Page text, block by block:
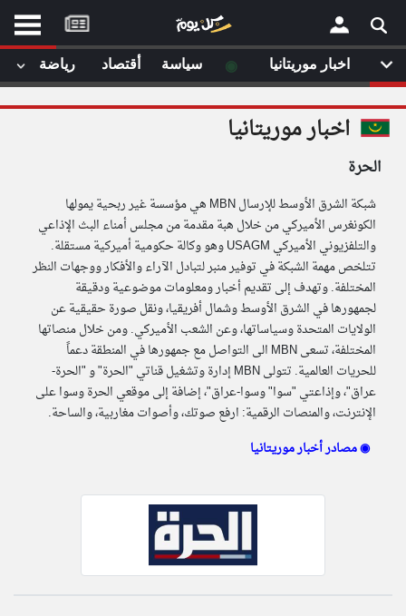
أخر أخبار الوطن العربي
من نحن
إتصل بنا
شروط الاستخدام
سياسة الخصوصية
الحقوق الفكرية
مصادر الأخبار
أقترح اضافة مصدر
مصادر الأخبار من موريتانيا
اخبار موريتانيا على مدار الساعة
أهم اخبار موريتانيا العاجلة والمباشرة
×اخبار موريتانيا
الحرة
شبكة الشرق الأوسط للإرسال MBN هي مؤسسة غير ربحية يمولها
الكونغرس الأميركي من خلال هبة مقدمة من مجلس أمناء البث الإذاعي
والتلفزيوني الأميركي USAGM وهو وكالة حكومية أميركية مستقلة.
تتلخص مهمة الشبكة في توفير منبر لتبادل الآراء والأفكار ووجهات النظر
المختلفة. وتهدف إلى تقديم أخبار ومعلومات موضوعية ودقيقة
لجمهورها في الشرق الأوسط وشمال أفريقيا، ونقل صورة حقيقية عن
الولايات المتحدة وسياساتها، وعن الشعب الأميركي. ومن خلال منصاتها
المختلفة، تسعى MBN الى التواصل مع جمهورها في المنطقة دعماً
للحريات العالمية. تتولى MBN إدارة وتشغيل قناتي "الحرة" و "الحرة-
عراق"، وإذاعتي "سوا" وسوا-عراق"، إضافة إلى موقعي الحرة وسوا على
الإنترنت، والمنصات الرقمية: ارفع صوتك، وأصوات مغاربية، والساحة.
مصادر أخبار موريتانيا ◉
اخبار موريتانيا ◉ سياسة أقتصاد رياضة
موقع
كل
يوم
لم تقم بقراءة اي مقال مؤخرا
klyoum.com